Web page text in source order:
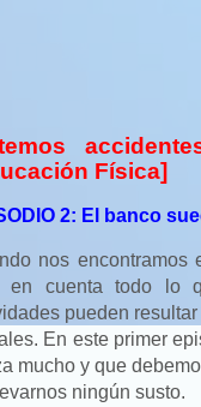
Física]
2: El banco
nos encontramos
en cuenta todo lo
pueden
En este primer
mucho y que
ningún susto.